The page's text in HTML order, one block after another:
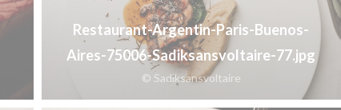
Restaurant-Argentin-Paris-Buenos-
Aires-75006-Sadiksansvoltaire-77.jpg
© Sadiksansvoltaire